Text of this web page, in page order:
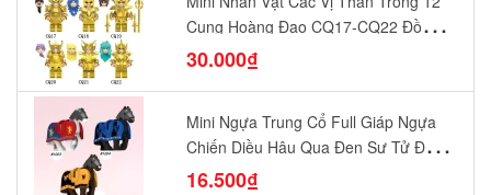
Cung Hoàng Đạo CQ17-CQ22 Đồ
Chơi Lắp Ráp Mô Hình Yêu Thích
30.000₫
Mini Ngựa Trung Cổ Full Giáp Ngựa
Chiến Diều Hâu Quạ Đen Sư Tử Đỏ
N1003 - N1005 Đồ Chơi Lắp Ráp Mô
16.500₫